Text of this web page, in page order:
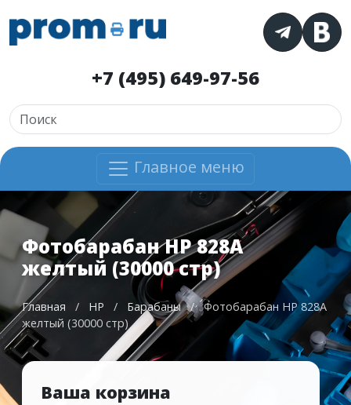
+7 (495) 649-97-56
Главное меню
Фотобарабан HP 828A
желтый (30000 стр)
Главная / HP / Барабаны /
Фотобарабан HP 828A
желтый (30000 стр)
Ваша корзина